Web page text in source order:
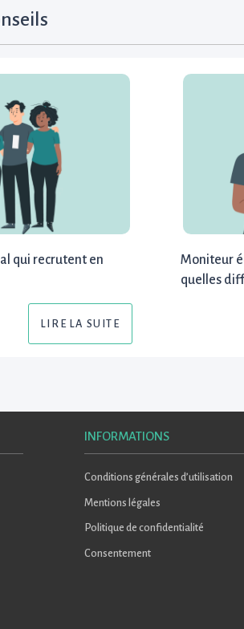
qui recrutent en
LIRE LA SUITE
Moniteur
quelles
INFORMATIONS
Conditions générales d’utilisation
Mentions légales
Politique de confidentialité
Consentement